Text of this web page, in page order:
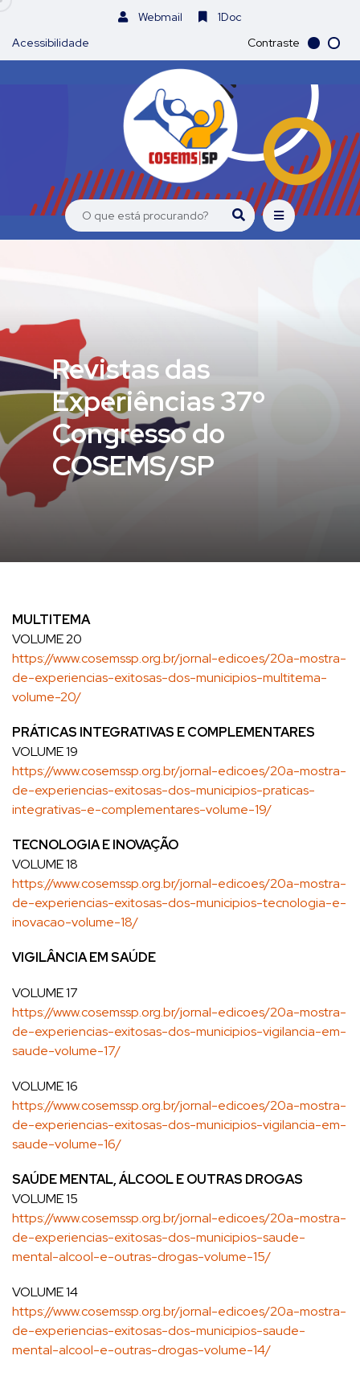
Webmail
1Doc
Acessibilidade
Contraste
Revistas das
Experiências 37º
Congresso do
COSEMS/SP
MULTITEMA
VOLUME 20
https://www.cosemssp.org.br/jornal-edicoes/20a-mostra-
de-experiencias-exitosas-dos-municipios-multitema-
volume-20/
PRÁTICAS INTEGRATIVAS E COMPLEMENTARES
VOLUME 19
https://www.cosemssp.org.br/jornal-edicoes/20a-mostra-
de-experiencias-exitosas-dos-municipios-praticas-
integrativas-e-complementares-volume-19/
TECNOLOGIA E INOVAÇÃO
VOLUME 18
https://www.cosemssp.org.br/jornal-edicoes/20a-mostra-
de-experiencias-exitosas-dos-municipios-tecnologia-e-
inovacao-volume-18/
VIGILÂNCIA EM SAÚDE
VOLUME 17
https://www.cosemssp.org.br/jornal-edicoes/20a-mostra-
de-experiencias-exitosas-dos-municipios-vigilancia-em-
saude-volume-17/
VOLUME 16
https://www.cosemssp.org.br/jornal-edicoes/20a-mostra-
de-experiencias-exitosas-dos-municipios-vigilancia-em-
saude-volume-16/
SAÚDE MENTAL, ÁLCOOL E OUTRAS DROGAS
VOLUME 15
https://www.cosemssp.org.br/jornal-edicoes/20a-mostra-
de-experiencias-exitosas-dos-municipios-saude-
mental-alcool-e-outras-drogas-volume-15/
VOLUME 14
https://www.cosemssp.org.br/jornal-edicoes/20a-mostra-
de-experiencias-exitosas-dos-municipios-saude-
mental-alcool-e-outras-drogas-volume-14/